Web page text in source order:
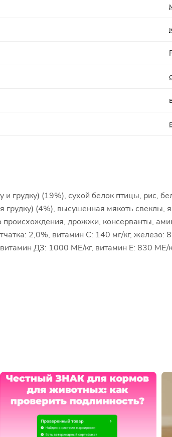
и грудку) (19%), сухой белок птицы,
грудку) (4%), высушенная мякоть
происхождения, дрожжи, консерванты,
2,0%, витамин С: 140 мг/кг, железо:
Д3: 1000 МЕ/кг, витамин Е: 830 МЕ/